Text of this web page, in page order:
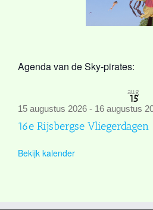
Agenda van de Sky-pirates:
aug
15
15 augustus 2026 - 16 augustus
16e Rijsbergse Vliegerdagen
Bekijk kalender